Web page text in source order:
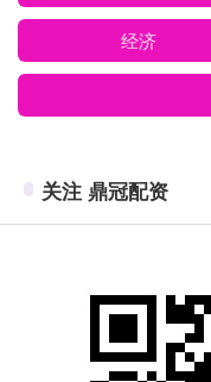
经济
关注 鼎冠配资